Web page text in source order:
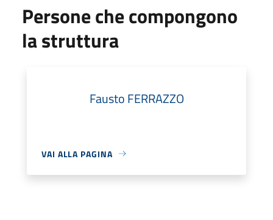
Persone che compongono
la struttura
Fausto FERRAZZO
VAI ALLA PAGINA